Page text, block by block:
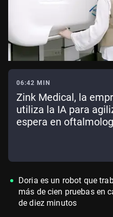
06:42 MIN
Zink Medical, la
utiliza la IA para
espera en
Doria es un robot que
más de cien pruebas en
de diez minutos